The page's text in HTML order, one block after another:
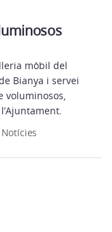
mòbil del
Bianya i servei
voluminosos,
Notícies